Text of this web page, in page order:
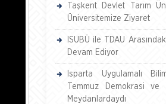
Taşkent Devlet Tarım
Üniversitemize Ziyaret
ISUBÜ ile TDAU
Devam Ediyor
Isparta Uygulamalı
Temmuz Demokrasi ve
Meydanlardaydı